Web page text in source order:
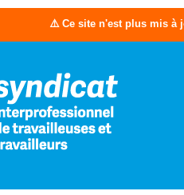
⚠️ Ce site n'est plus mis à